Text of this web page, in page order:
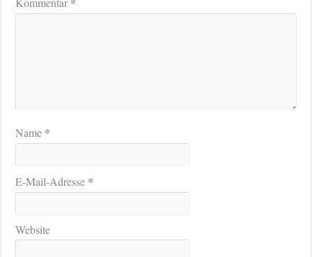
Name *
E-Mail-Adresse *
Website